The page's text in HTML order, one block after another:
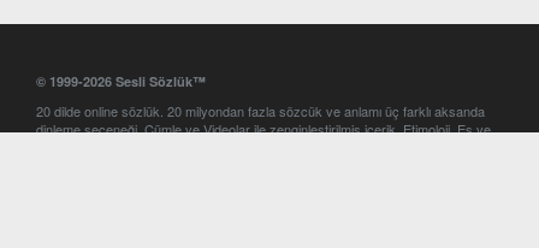
© 1999-2026 Sesli Sözlük™
20 dilde online sözlük. 20 milyondan fazla sözcük ve anlamı üç farklı aksanda
dinleme seçeneği. Cümle ve Videolar ile zenginleştirilmiş içerik. Etimoloji, Eş ve